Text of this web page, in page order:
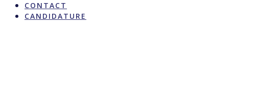
CONTACT
CANDIDATURE